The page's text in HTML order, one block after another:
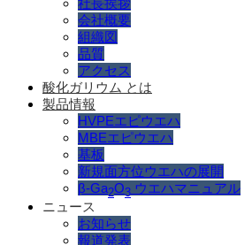
社長挨拶
会社概要
組織図
品質
アクセス
酸化ガリウム とは
製品情報
HVPEエピウエハ
MBEエピウエハ
基板
新規面方位ウエハの展開
β-Ga2O3 ウエハマニュアル
ニュース
お知らせ
報道発表